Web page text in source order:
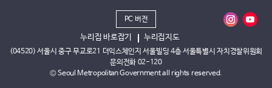
PC 버전
누리집 바로잡기 누리집지도
(04520) 서울시 중구 무교로21 더익스체인지 서울빌딩 4층 서울특별시 자치경찰위원회
문의전화 02-120
© Seoul Metropolitan Government all rights reserved.